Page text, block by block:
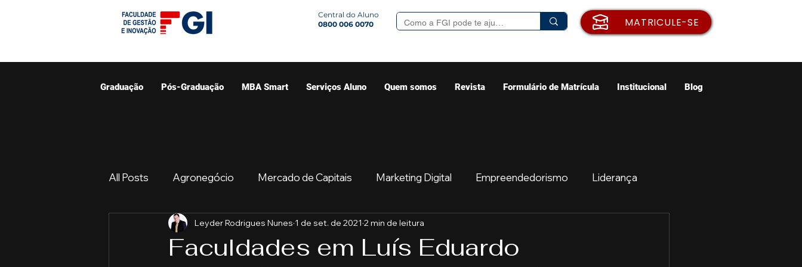
Central do Aluno
0800 006 0070
MATRICULE-SE
Graduação Pós-Graduação MBA Smart Serviços Aluno Quem somos Revista Formulário de Matrícula Institucional Blog
All Posts Agronegócio Mercado de Capitais Marketing Digital Empreendedorismo Liderança
Graduação Resumo do Mercado Sua comunidade
Faculdades em Luís Eduardo
Leyder Rodrigues Nunes 1 de set. de 2021 2 min de leitura